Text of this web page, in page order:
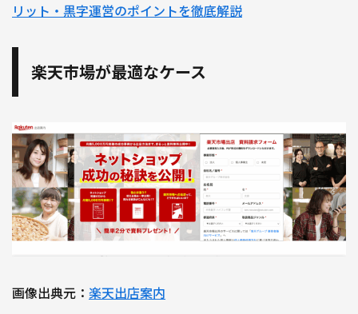
リット・黒字運営のポイントを徹底解説
楽天市場が最適なケース
画像出典元： 楽天出店案内